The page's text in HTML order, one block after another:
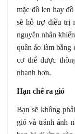
mặc đồ len hay
sẽ hỗ trợ điều trị
nguyên nhân
quần áo làm bằng
cơ thể được
nhanh hơn.
Hạn chế ra gió
Bạn sẽ không
gió và tránh ánh